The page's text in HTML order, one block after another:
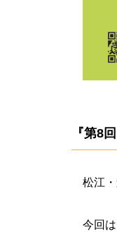
『第8
松江
今回